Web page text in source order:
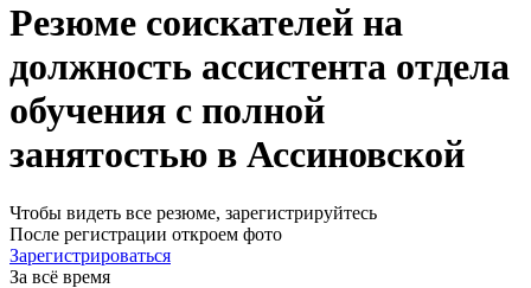
Резюме соискателей на
должность ассистента отдела
обучения с полной
занятостью в Ассиновской
Чтобы видеть все резюме, зарегистрируйтесь
После регистрации откроем фото
Зарегистрироваться
За всё время